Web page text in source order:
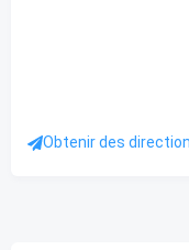
Obtenir des